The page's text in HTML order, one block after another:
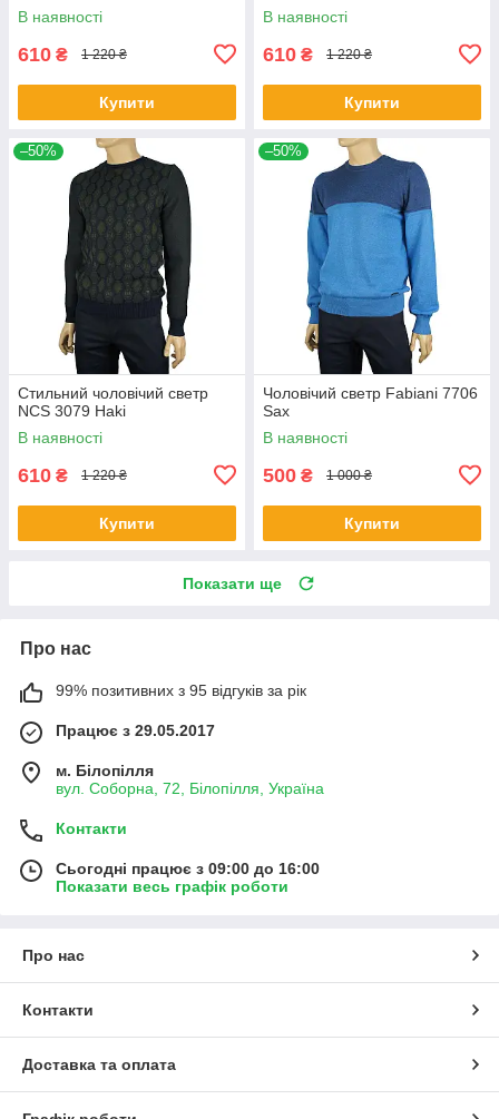
В наявності
610 ₴ 1 220 ₴
Купити
В наявності
610 ₴ 1 220 ₴
Купити
–50%
Стильний чоловічий светр
NCS 3079 Haki
В наявності
610 ₴ 1 220 ₴
Купити
–50%
Чоловічий светр Fabiani 7706
Sax
В наявності
500 ₴ 1 000 ₴
Купити
Показати ще
Про нас
99% позитивних з 95 відгуків за рік
Працює з 29.05.2017
м. Білопілля
вул. Соборна, 72, Білопілля, Україна
Контакти
Сьогодні працює з 09:00 до 16:00
Показати весь графік роботи
Про нас
Контакти
Доставка та оплата